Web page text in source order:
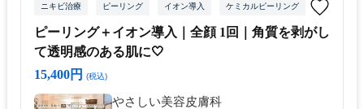
ニキビ治療 ピーリング イオン導入 ケミカルピーリング
ピーリング＋イオン導入｜全顔 1回｜角質を剥がし
て透明感のある肌に🤍
15,400円
(税込)
やさしい美容皮膚科